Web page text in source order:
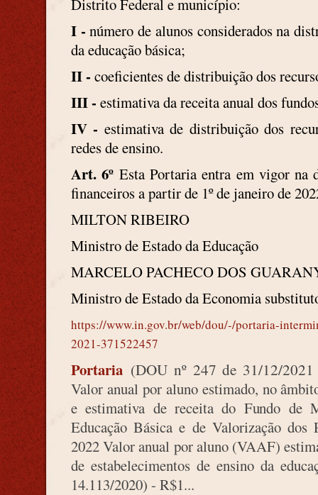
Distrito Federal e município:
I - número de alunos considerados na
da educação básica;
II - coeficientes de distribuição dos
III - estimativa da receita anual dos
IV - estimativa de distribuição dos
redes de ensino.
Art. 6º Esta Portaria entra em vigor na
financeiros a partir de 1º de janeiro de
MILTON RIBEIRO
Ministro de Estado da Educação
MARCELO PACHECO DOS
Ministro de Estado da Economia
https://www.in.gov.br/web/dou/-/portaria-
2021-371522457
Portaria (DOU nº 247 de 31/12/
Valor anual por aluno estimado, no
e estimativa de receita do Fundo de
Educação Básica e de Valorização
2022 Valor anual por aluno (VAAF)
de estabelecimentos de ensino da
14.113/2020) - R$1...